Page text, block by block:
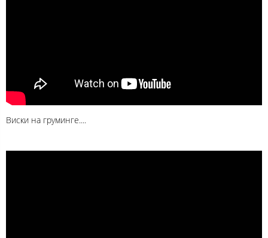
Виски на груминге....